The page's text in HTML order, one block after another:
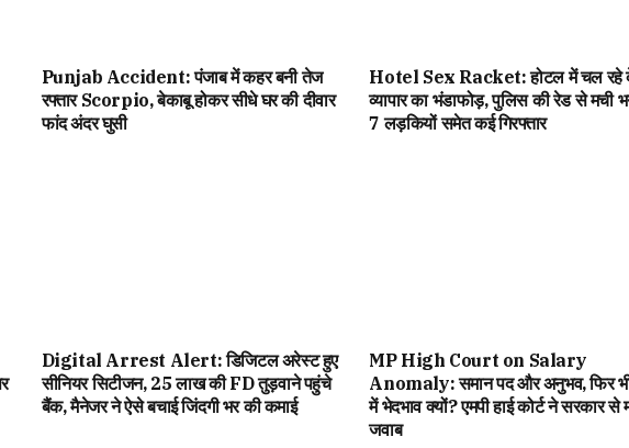
Punjab Accident: पंजाब में कहर बनी तेज
रफ्तार Scorpio, बेकाबू होकर सीधे घर की दीवार
फांद अंदर घुसी
Hotel Sex Racket: होटल में चल रहे
व्यापार का भंडाफोड़, पुलिस की रेड से मची
7 लड़कियों समेत कई गिरफ्तार
Digital Arrest Alert: डिजिटल अरेस्ट हुए
सीनियर सिटीजन, 25 लाख की FD तुड़वाने पहुंचे
बैंक, मैनेजर ने ऐसे बचाई जिंदगी भर की कमाई
MP High Court on Salary
Anomaly: समान पद और अनुभव, फिर
में भेदभाव क्यों? एमपी हाई कोर्ट ने सरकार से
जवाब